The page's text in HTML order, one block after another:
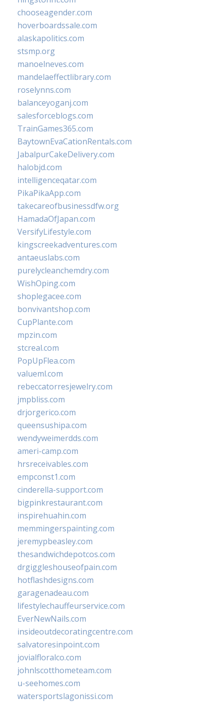
chooseagender.com
hoverboardssale.com
alaskapolitics.com
stsmp.org
manoelneves.com
mandelaeffectlibrary.com
roselynns.com
balanceyoganj.com
salesforceblogs.com
TrainGames365.com
BaytownEvaCationRentals.com
JabalpurCakeDelivery.com
halobjd.com
intelligenceqatar.com
PikaPikaApp.com
takecareofbusinessdfw.org
HamadaOfJapan.com
VersifyLifestyle.com
kingscreekadventures.com
antaeuslabs.com
purelycleanchemdry.com
WishOping.com
shoplegacee.com
bonvivantshop.com
CupPlante.com
mpzin.com
stcreal.com
PopUpFlea.com
valueml.com
rebeccatorresjewelry.com
jmpbliss.com
drjorgerico.com
queensushipa.com
wendyweimerdds.com
ameri-camp.com
hrsreceivables.com
empconst1.com
cinderella-support.com
bigpinkrestaurant.com
inspirehuahin.com
memmingerspainting.com
jeremypbeasley.com
thesandwichdepotcos.com
drgiggleshouseofpain.com
hotflashdesigns.com
garagenadeau.com
lifestylechauffeurservice.com
EverNewNails.com
insideoutdecoratingcentre.com
salvatoresinpoint.com
jovialfloralco.com
johnlscotthometeam.com
u-seehomes.com
watersportslagonissi.com